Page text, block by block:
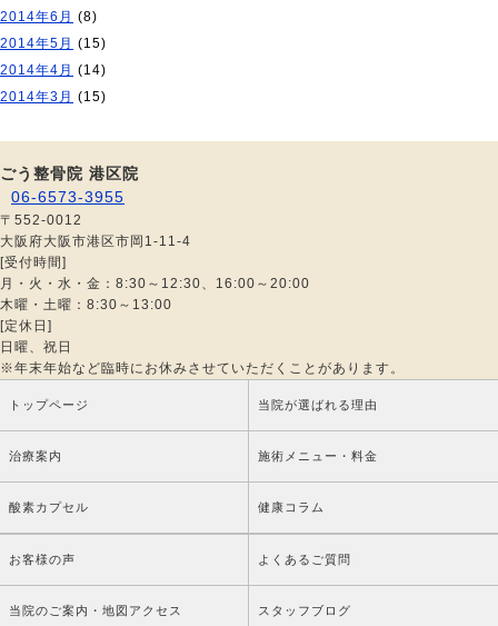
2014年6月 (8)
2014年5月 (15)
2014年4月 (14)
2014年3月 (15)
ごう整骨院 港区院
06-6573-3955
〒552-0012
大阪府大阪市港区市岡1-11-4
[受付時間]
月・火・水・金：8:30～12:30、16:00～20:00
木曜・土曜：8:30～13:00
[定休日]
日曜、祝日
※年末年始など臨時にお休みさせていただくことがあります。
トップページ 当院が選ばれる理由
治療案内 施術メニュー・料金
酸素カプセル 健康コラム
お客様の声 よくあるご質問
当院のご案内・地図アクセス スタッフブログ